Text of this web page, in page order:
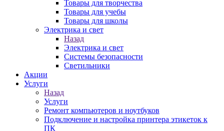
Товары для творчества
Товары для учебы
Товары для школы
Электрика и свет
Назад
Электрика и свет
Системы безопасности
Светильники
Акции
Услуги
Назад
Услуги
Ремонт компьютеров и ноутбуков
Подключение и настройка принтера этикеток к
ПК